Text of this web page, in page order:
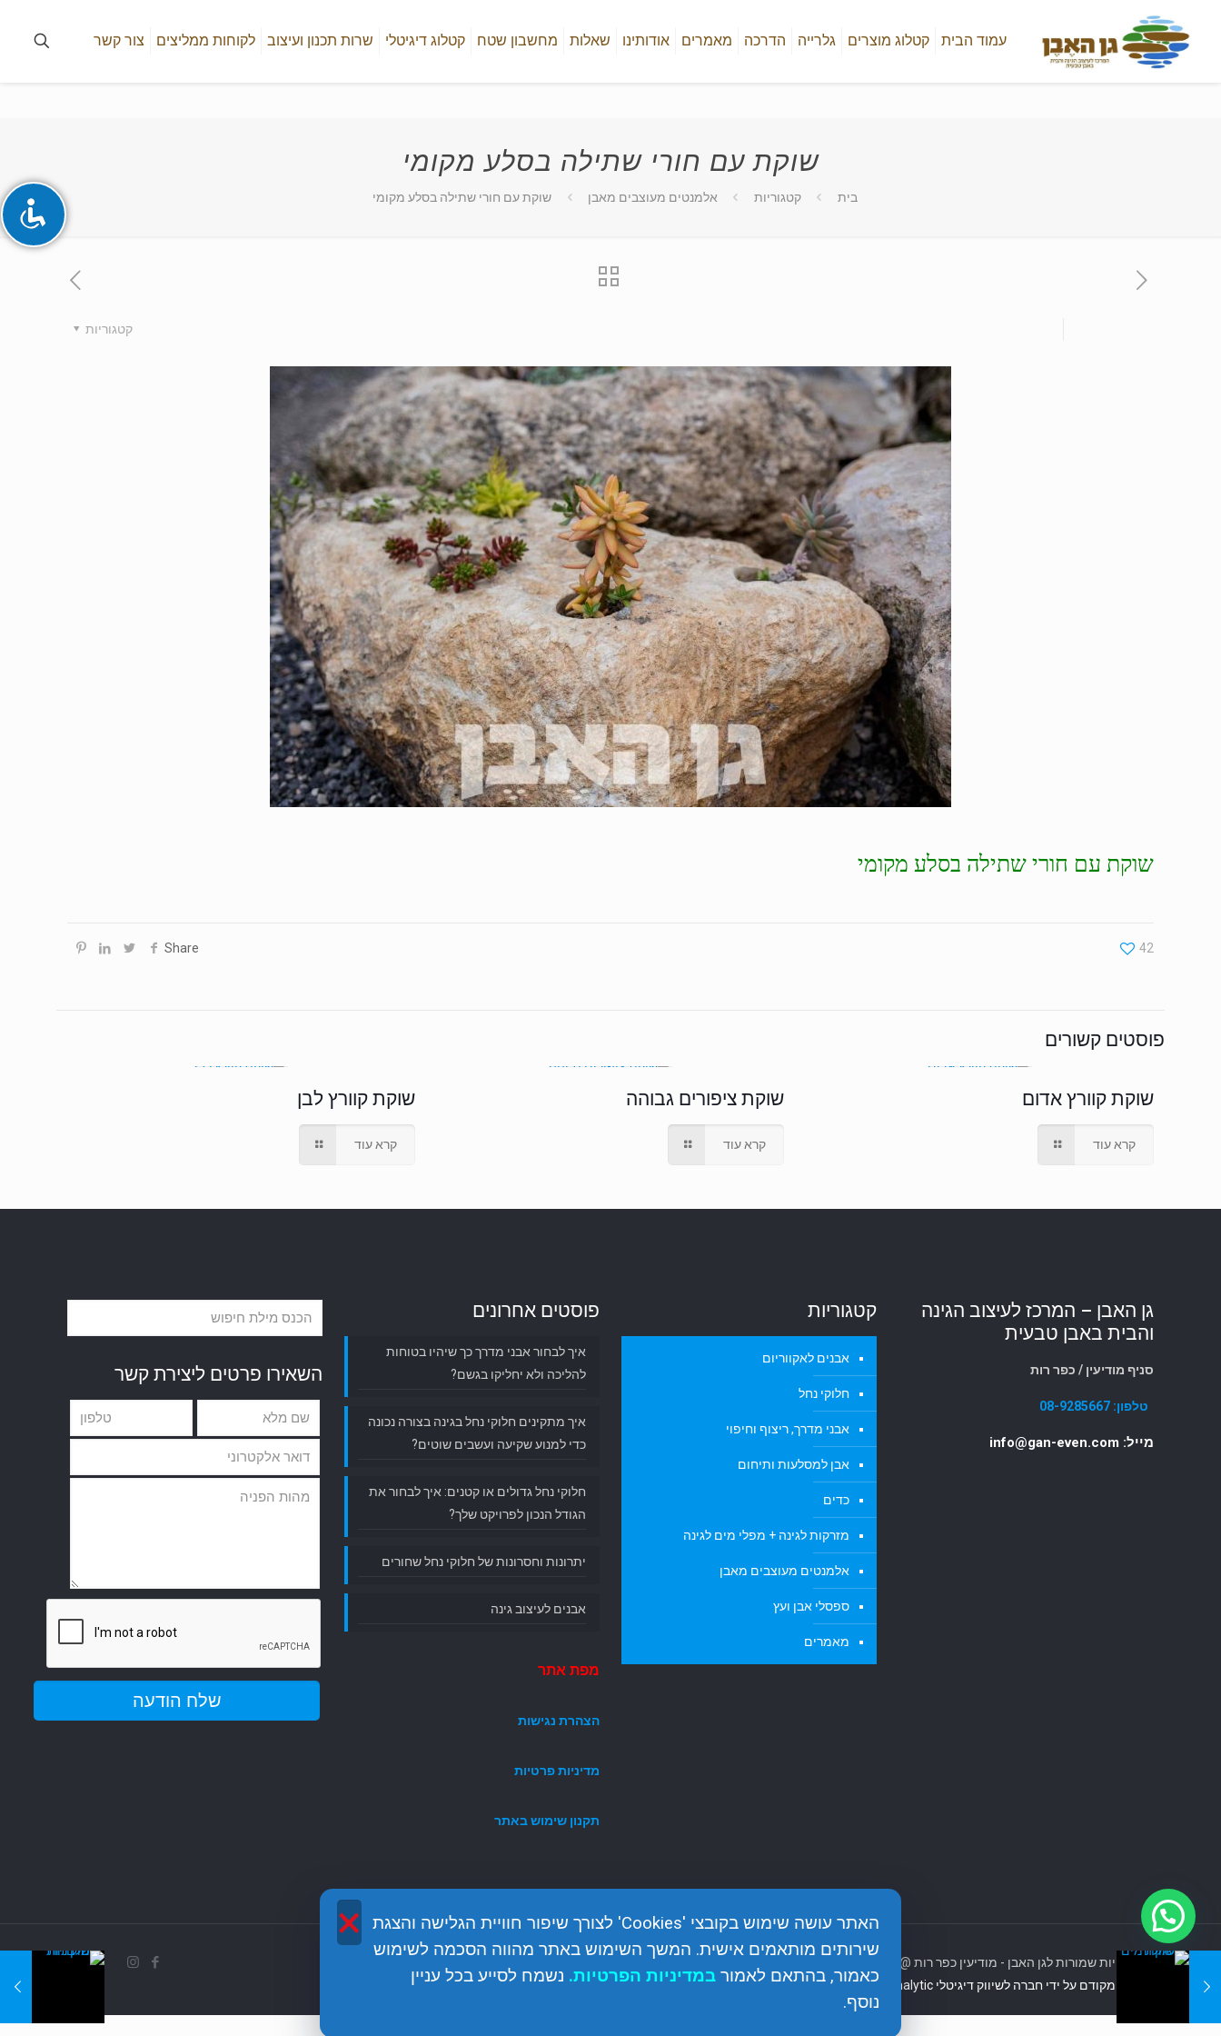
עמוד הבית קטלוג מוצרים גלרייה הדרכה מאמרים אודותינו שאלות מחשבון שטח קטלוג דיגיטלי שרות תכנון ועיצוב לקוחות ממליצים צור קשר
שוקת עם חורי שתילה בסלע מקומי
בית קטגוריות אלמנטים מעוצבים מאבן שוקת עם חורי שתילה בסלע מקומי
קטגוריות
שוקת עם חורי שתילה בסלע מקומי
Share 42
פוסטים קשורים
שוקת קוורץ אדום
קרא עוד
שוקת ציפורים גבוהה
קרא עוד
שוקת קוורץ לבן
קרא עוד
גן האבן – המרכז לעיצוב הגינה
והבית באבן טבעית
סניף מודיעין / כפר רות
טלפון:08-9285667
מייל: info@gan-even.com
קטגוריות
אבנים לאקווריום
חלוקי נחל
אבני מדרך, ריצוף וחיפוי
אבן למסלעות ותיחום
כדים
מזרקות לגינה + מפלי מים לגינה
אלמנטים מעוצבים מאבן
ספסלי אבן ועץ
מאמרים
פוסטים אחרונים
איך לבחור אבני מדרך כך שיהיו בטוחות
להליכה ולא יחליקו בגשם?
איך מתקינים חלוקי נחל בגינה בצורה נכונה
כדי למנוע שקיעה ועשבים שוטים?
חלוקי נחל גדולים או קטנים: איך לבחור את
הגודל הנכון לפרויקט שלך?
יתרונות וחסרונות של חלוקי נחל שחורים
אבנים לעיצוב גינה
מפת אתר
הצהרת נגישות
מדיניות פרטיות
תקנון שימוש באתר
השאירו פרטים ליצירת קשר
כל הזכויות שמורות לגן האבן - מודיעין כפר רות @2017
מנוהל ומקודם על ידי חברה לשיווק דיגיטלי seo analytic
האתר עושה שימוש בקובצי 'Cookies' לצורך שיפור חוויית הגלישה והצגת
שירותים מותאמים אישית. המשך השימוש באתר מהווה הסכמה לשימוש
כאמור, בהתאם לאמור במדיניות הפרטיות. נשמח לסייע בכל עניין
נוסף.
×